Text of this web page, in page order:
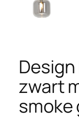
zwart
smoke